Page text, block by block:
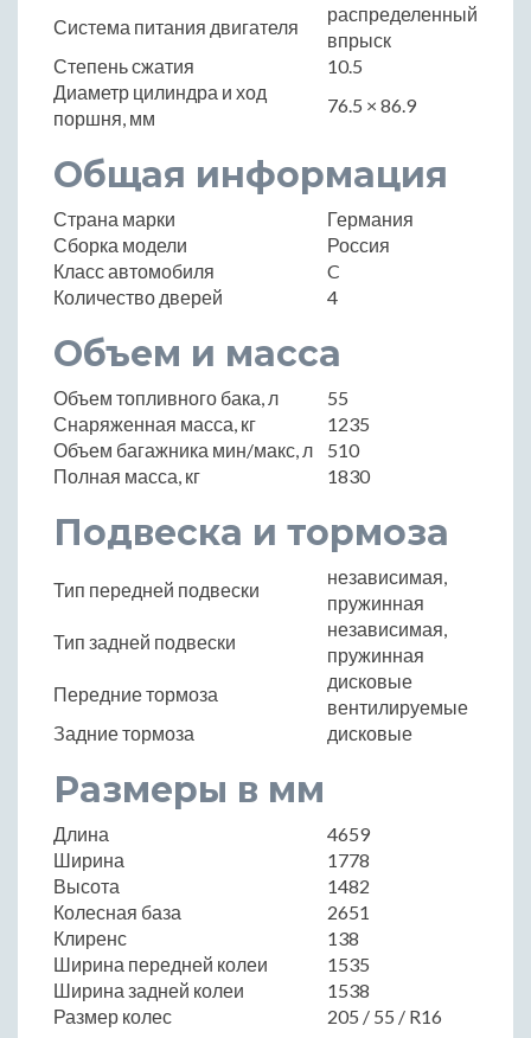
Система питания двигателя
распределенный
впрыск
Степень сжатия
10.5
Диаметр цилиндра и ход
поршня, мм
76.5 × 86.9
Общая информация
Страна марки
Германия
Сборка модели
Россия
Класс автомобиля
C
Количество дверей
4
Объем и масса
Объем топливного бака, л
55
Снаряженная масса, кг
1235
Объем багажника мин/макс, л
510
Полная масса, кг
1830
Подвеска и тормоза
Тип передней подвески
независимая,
пружинная
Тип задней подвески
независимая,
пружинная
Передние тормоза
дисковые
вентилируемые
Задние тормоза
дисковые
Размеры в мм
Длина
4659
Ширина
1778
Высота
1482
Колесная база
2651
Клиренс
138
Ширина передней колеи
1535
Ширина задней колеи
1538
Размер колес
205 / 55 / R16